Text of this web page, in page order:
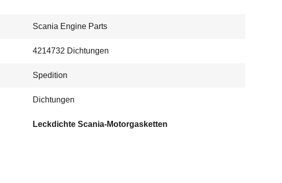
Scania Engine Parts
4214732 Dichtungen
Spedition
Dichtungen
Leckdichte Scania-Motorgasketten